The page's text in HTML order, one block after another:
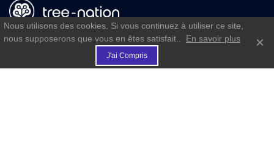
(commande à partir de 50 €) €
Nous utilisons des cookies. Si vous continuez à utiliser ce site,
nous supposerons que vous en êtes satisfait..
En savoir plus
J'ai Compris
×